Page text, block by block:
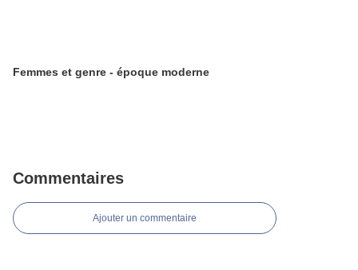
Femmes et genre - époque moderne
Commentaires
Ajouter un commentaire